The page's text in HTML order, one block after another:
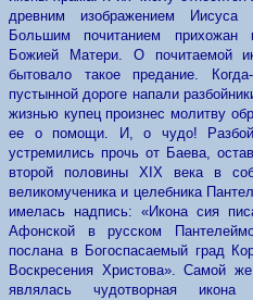
древним изображением Иисуса
Большим почитанием прихожан
Божией Матери. О почитаемой
бытовало такое предание.
пустынной дороге напали
жизнью купец произнес молитву
ее о помощи. И, о чудо!
устремились прочь от Баева,
второй половины XIX века в
великомученика и целебника
имелась надпись: «Икона сия
Афонской в русском
послана в Богоспасаемый град
Воскресения Христова». Самой
являлась чудотворная